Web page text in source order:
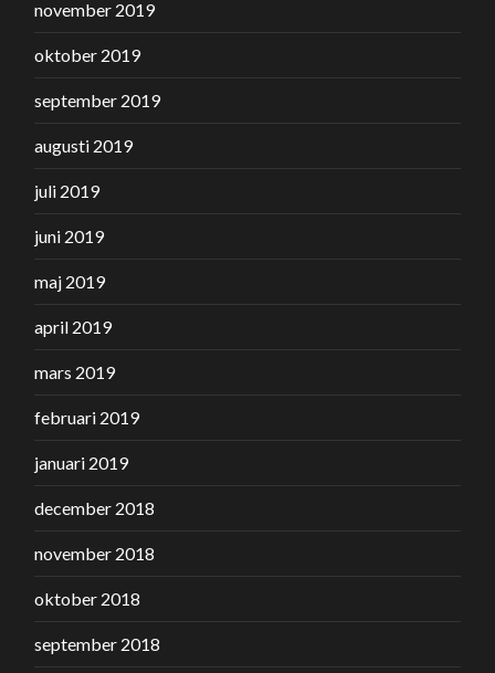
november 2019
oktober 2019
september 2019
augusti 2019
juli 2019
juni 2019
maj 2019
april 2019
mars 2019
februari 2019
januari 2019
december 2018
november 2018
oktober 2018
september 2018